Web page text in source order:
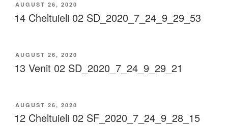
AUGUST 26, 2020
14 Cheltuieli 02 SD_2020_7_24_9_29_53
AUGUST 26, 2020
13 Venit 02 SD_2020_7_24_9_29_21
AUGUST 26, 2020
12 Cheltuieli 02 SF_2020_7_24_9_28_15